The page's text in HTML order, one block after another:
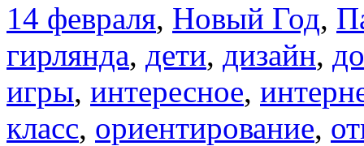
14 февраля, Новый Год,
гирлянда, дети, дизайн,
игры, интересное,
класс, ориентирование,